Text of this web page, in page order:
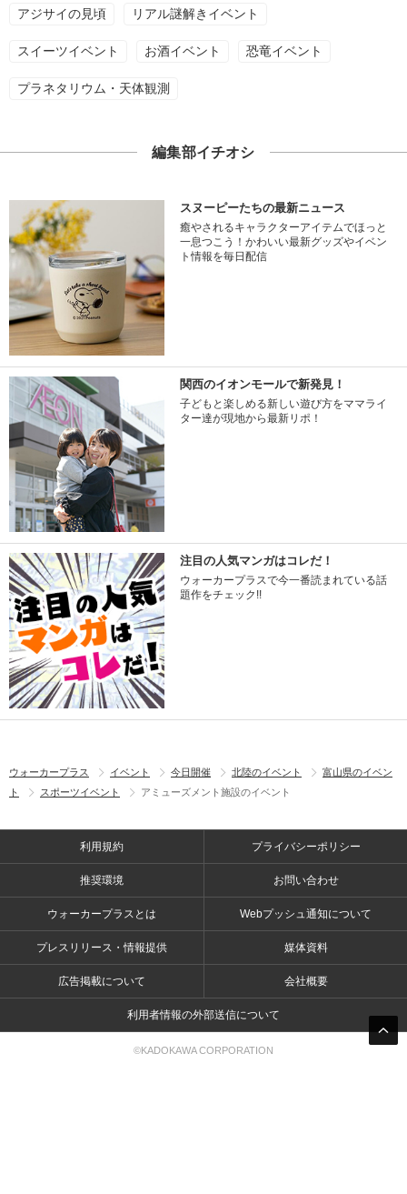
アジサイの見頃 リアル謎解きイベント
スイーツイベント お酒イベント 恐竜イベント
プラネタリウム・天体観測
編集部イチオシ
スヌーピーたちの最新ニュース
癒やされるキャラクターアイテムでほっと
一息つこう！かわいい最新グッズやイベン
ト情報を毎日配信
関西のイオンモールで新発見！
子どもと楽しめる新しい遊び方をママライ
ター達が現地から最新リポ！
注目の人気マンガはコレだ！
ウォーカープラスで今一番読まれている話
題作をチェック!!
ウォーカープラス イベント 今日開催 北陸のイベント
富山県のイベン
ト
スポーツイベント アミューズメント施設のイベント
利用規約 プライバシーポリシー
推奨環境 お問い合わせ
ウォーカープラスとは Webプッシュ通知について
プレスリリース・情報提供 媒体資料
広告掲載について 会社概要
利用者情報の外部送信について
©KADOKAWA CORPORATION